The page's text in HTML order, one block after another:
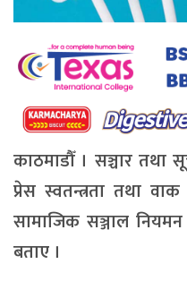
काठमाडौँ । सञ्चार तथा
प्रेस स्वतन्त्रता तथा
सामाजिक सञ्जाल नियमन
बताए ।